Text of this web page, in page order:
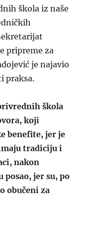
škola iz naše
pripreme za
je najavio
praksa.
škola
koji
benefite, jer je
tradiciju i
nakon
posao, jer su, po
obučeni za